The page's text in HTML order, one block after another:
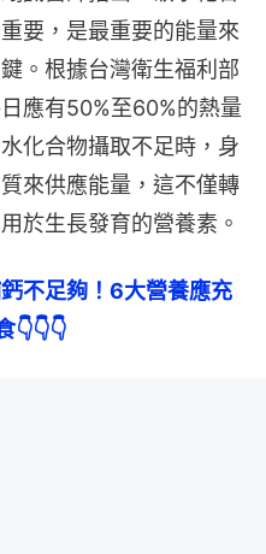
要，是最重要的能量來
。根據台灣衛生福利部
應有50%至60%的熱量
化合物攝取不足時，身
來供應能量，這不僅轉
於生長發育的營養素。
不足夠！6大營養應充